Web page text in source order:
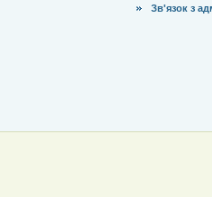
Зв'язок з